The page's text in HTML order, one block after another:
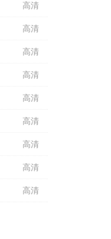
高清
高清
高清
高清
高清
高清
高清
高清
高清